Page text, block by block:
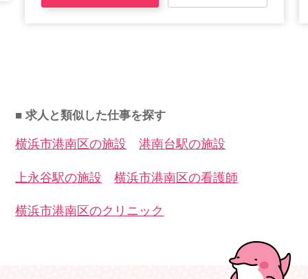
■ 求人と類似した仕事を探す
横浜市港南区の施設 港南台駅の施設
上永谷駅の施設 横浜市港南区の看護師
横浜市港南区のクリニック